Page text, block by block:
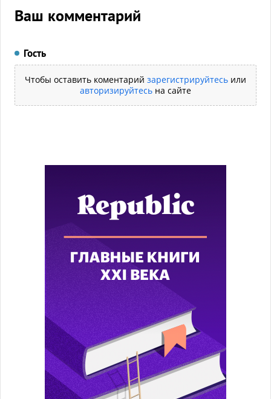
Ваш комментарий
Гость
Чтобы оставить коментарий зарегистрируйтесь или
авторизируйтесь на сайте